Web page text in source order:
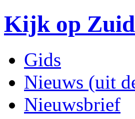
Kijk op
Gids
Nieuws (uit
Nieuwsbrief